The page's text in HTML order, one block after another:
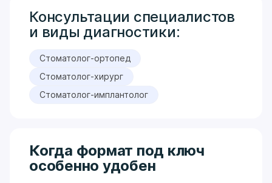
Консультации специалистов
и виды диагностики:
Стоматолог-ортопед
Стоматолог-хирург
Стоматолог-имплантолог
Когда формат под ключ
особенно удобен